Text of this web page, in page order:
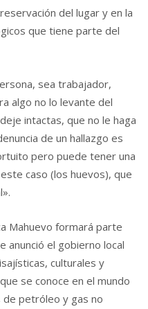
del lugar y en la
que tiene parte del
sea trabajador,
algo no lo levante del
intactas, que no le haga
de un hallazgo es
pero puede tener una
caso (los huevos), que
Mahuevo formará parte
anunció el gobierno local
culturales y
se conoce en el mundo
petróleo y gas no